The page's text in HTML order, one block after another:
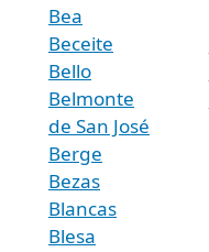
Bea
Beceite
Bello
Belmonte
de San José
Berge
Bezas
Blancas
Blesa